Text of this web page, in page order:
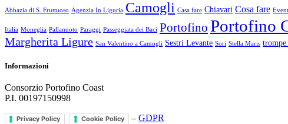
Abbazia di S. Fruttuoso Agenzia In Liguria Camogli Casa fare Chiavari Cosa fare
Italia Moneglia Pallanuoto Paraggi Passeggiata dei Baci Portofino Portofino
Margherita Ligure San Valentino a Camogli Sestri Levante Sori Stella Maris
Informazioni
Consorzio Portofino Coast
P.I. 00197150998
Privacy Policy Cookie Policy – GDPR